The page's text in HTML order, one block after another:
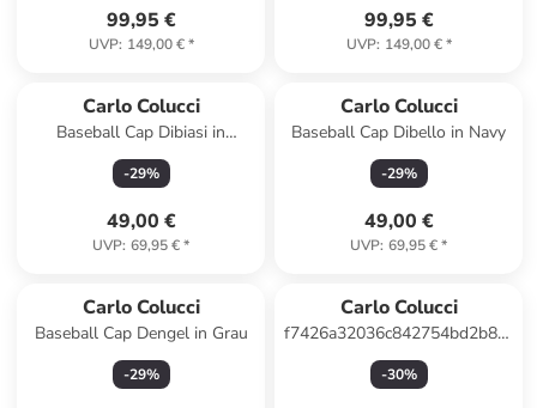
99,95 €
UVP: 149,00 €*
99,95 €
UVP: 149,00 €*
Carlo Colucci
Baseball Cap Dibiasi in
Schwarz
-29%
49,00 €
UVP: 69,95 €*
Carlo Colucci
Baseball Cap Dibello in Navy
-29%
49,00 €
UVP: 69,95 €*
Carlo Colucci
Baseball Cap Dengel in Grau
-29%
Carlo Colucci
Ercolessi in Schwarz
-30%